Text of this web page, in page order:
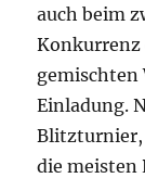
auch beim
Konkurrenz
gemischten
Einladung.
Blitzturnier,
die meisten